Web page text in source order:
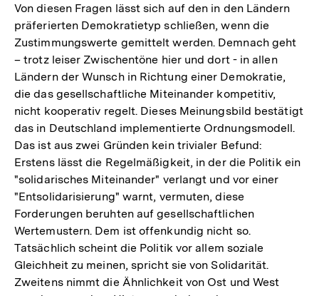
Von diesen Fragen lässt sich auf den in den Ländern
präferierten Demokratietyp schließen, wenn die
Zustimmungswerte gemittelt werden. Demnach geht
– trotz leiser Zwischentöne hier und dort - in allen
Ländern der Wunsch in Richtung einer Demokratie,
die das gesellschaftliche Miteinander kompetitiv,
nicht kooperativ regelt. Dieses Meinungsbild bestätigt
das in Deutschland implementierte Ordnungsmodell.
Das ist aus zwei Gründen kein trivialer Befund:
Erstens lässt die Regelmäßigkeit, in der die Politik ein
"solidarisches Miteinander" verlangt und vor einer
"Entsolidarisierung" warnt, vermuten, diese
Forderungen beruhten auf gesellschaftlichen
Wertemustern. Dem ist offenkundig nicht so.
Tatsächlich scheint die Politik vor allem soziale
Gleichheit zu meinen, spricht sie von Solidarität.
Zweitens nimmt die Ähnlichkeit von Ost und West